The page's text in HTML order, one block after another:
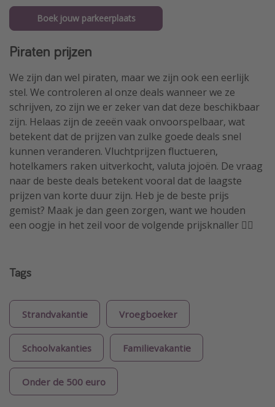
Boek jouw parkeerplaats
Piraten prijzen
We zijn dan wel piraten, maar we zijn ook een eerlijk
stel. We controleren al onze deals wanneer we ze
schrijven, zo zijn we er zeker van dat deze beschikbaar
zijn. Helaas zijn de zeeën vaak onvoorspelbaar, wat
betekent dat de prijzen van zulke goede deals snel
kunnen veranderen. Vluchtprijzen fluctueren,
hotelkamers raken uitverkocht, valuta jojoën. De vraag
naar de beste deals betekent vooral dat de laagste
prijzen van korte duur zijn. Heb je de beste prijs
gemist? Maak je dan geen zorgen, want we houden
een oogje in het zeil voor de volgende prijsknaller 🏴‍☠️
Tags
Strandvakantie Vroegboeker
Schoolvakanties Familievakantie
Onder de 500 euro